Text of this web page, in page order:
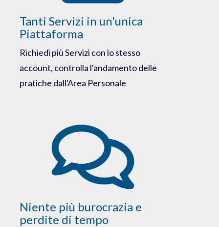
Tanti Servizi in un'unica
Piattaforma
Richiedi più Servizi con lo stesso
account, controlla l'andamento delle
pratiche dall'Area Personale
Niente più burocrazia e
perdite di tempo